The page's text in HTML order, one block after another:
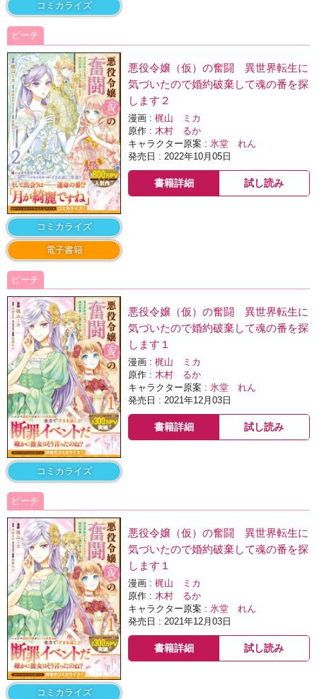
コミカライズ
ピーチ
コミカライズ
電子書籍
悪役令嬢（仮）の奮闘 異世界転生に
気づいたので婚約破棄して魂の番を探
します２
漫画 :梶山 ミカ
原作 : 木村 るか
キャラクター原案 : 氷堂 れん
発売日 : 2022年10月05日
書籍詳細 試し読み
ピーチ
コミカライズ
悪役令嬢（仮）の奮闘 異世界転生に
気づいたので婚約破棄して魂の番を探
します１
漫画 :梶山 ミカ
原作 :木村 るか
キャラクター原案 :氷堂 れん
発売日 : 2021年12月03日
書籍詳細 試し読み
ピーチ
コミカライズ
悪役令嬢（仮）の奮闘 異世界転生に
気づいたので婚約破棄して魂の番を探
します１
漫画 :梶山 ミカ
原作 :木村 るか
キャラクター原案 :氷堂 れん
発売日 : 2021年12月03日
書籍詳細 試し読み